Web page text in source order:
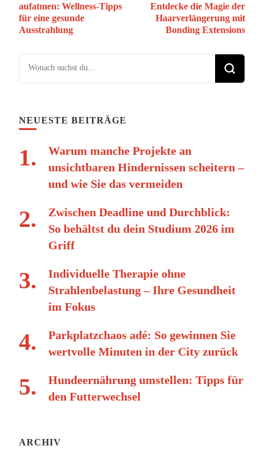
aufatmen: Wellness-Tipps
für eine gesunde
Ausstrahlung
Entdecke die Magie der
Haarverlängerung mit
Bonding Extensions
Suchst du nach etwas?
NEUESTE BEITRÄGE
Warum manche Projekte an
unsichtbaren Hindernissen scheitern –
und wie Sie das vermeiden
Zwischen Deadline und Durchblick:
So behältst du dein Studium 2026 im
Griff
Individuelle Therapie ohne
Strahlenbelastung – Ihre Gesundheit
im Fokus
Parkplatzchaos adé: So gewinnen Sie
wertvolle Minuten in der City zurück
Hundeernährung umstellen: Tipps für
den Futterwechsel
ARCHIV